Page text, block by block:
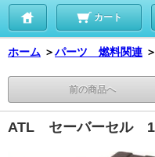
カート
ホーム ＞パーツ 燃料関連 ＞
前の商品へ
ATL セーバーセル